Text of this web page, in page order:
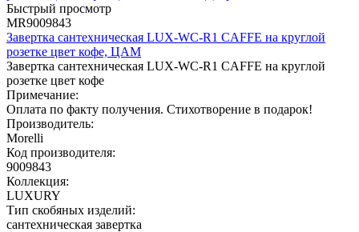
Быстрый просмотр
MR9009843
Завертка сантехническая LUX-WC-R1 CAFFE на круглой
розетке цвет кофе, ЦАМ
Завертка сантехническая LUX-WC-R1 CAFFE на круглой
розетке цвет кофе
Примечание:
Оплата по факту получения. Стихотворение в подарок!
Производитель:
Morelli
Код производителя:
9009843
Коллекция:
LUXURY
Тип скобяных изделий:
сантехническая завертка